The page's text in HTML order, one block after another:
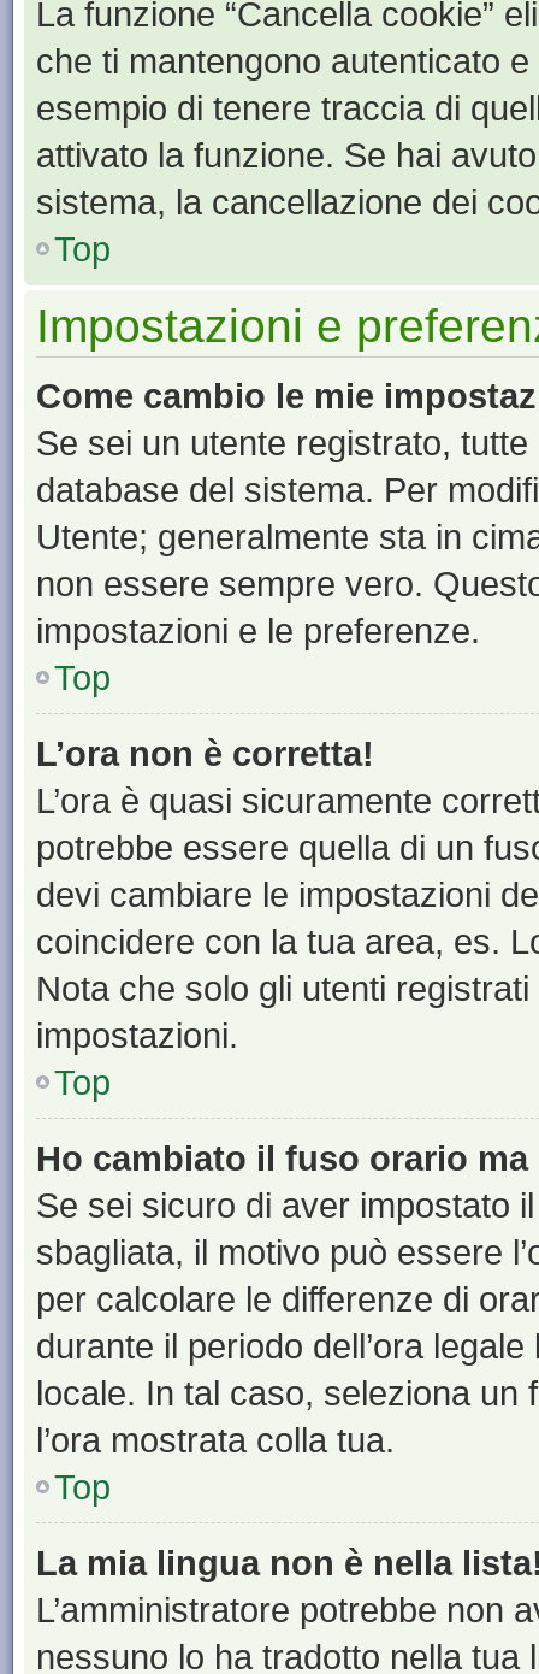
La funzione “Cancella cookie”
che ti mantengono autenticato
esempio di tenere traccia di
attivato la funzione. Se hai
sistema, la cancellazione dei
Top
Impostazioni e
Come cambio le mie
Se sei un utente registrato,
database del sistema. Per
Utente; generalmente sta in
non essere sempre vero.
impostazioni e le preferenze.
Top
L’ora non è corretta!
L’ora è quasi sicuramente
potrebbe essere quella di un
devi cambiare le impostazioni
coincidere con la tua area, es.
Nota che solo gli utenti
impostazioni.
Top
Ho cambiato il fuso orario ma
Se sei sicuro di aver impostato
sbagliata, il motivo può essere
per calcolare le differenze di
durante il periodo dell’ora
locale. In tal caso, seleziona
l’ora mostrata colla tua.
Top
La mia lingua non è nella
L’amministratore potrebbe non
nessuno lo ha tradotto nella tua